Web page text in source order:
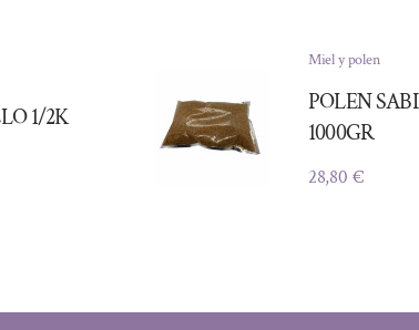
1/2K
Miel y polen
POLEN
1000GR
28,80 €